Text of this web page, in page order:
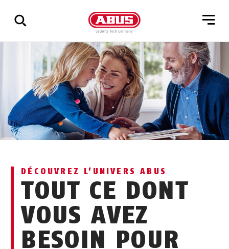
Affichage
tous
les
résultats
DÉCOUVREZ L’UNIVERS ABUS
TOUT CE DONT
VOUS AVEZ
BESOIN POUR